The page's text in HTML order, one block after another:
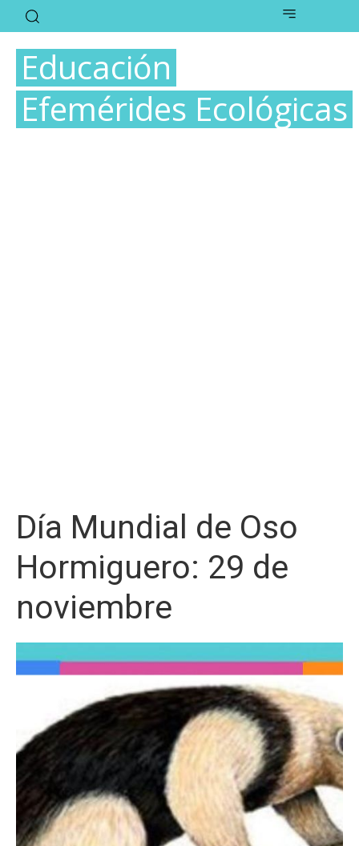
Educación
Efemérides Ecológicas
Día Mundial de Oso
Hormiguero: 29 de
noviembre